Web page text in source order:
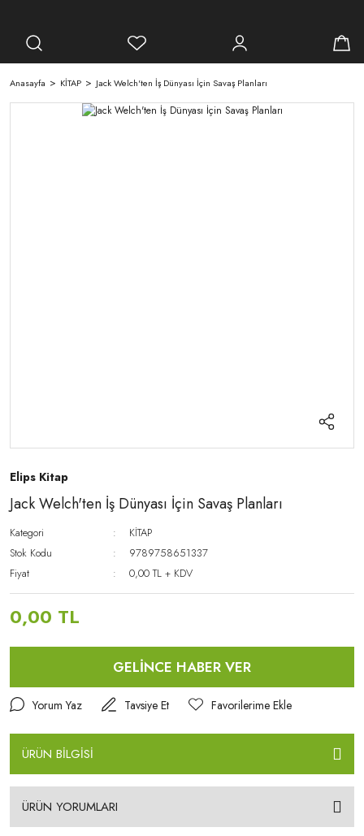
Anasayfa KİTAP Jack Welch'ten İş Dünyası İçin Savaş Planları
Elips Kitap
Jack Welch'ten İş Dünyası İçin Savaş Planları
Kategori
KİTAP
Stok Kodu
9789758651337
Fiyat
0,00 TL + KDV
0,00 TL
GELİNCE HABER VER
Yorum Yaz Tavsiye Et
ÜRÜN BİLGİSİ
ÜRÜN YORUMLARI